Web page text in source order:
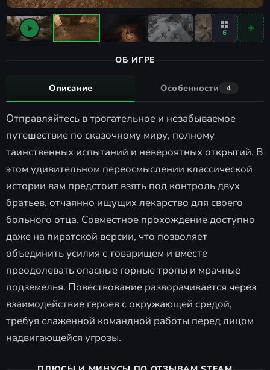
6
ОБ ИГРЕ
Описание Особенности 4
Отправляйтесь в трогательное и незабываемое
путешествие по сказочному миру, полному
таинственных испытаний и невероятных открытий. В
этом удивительном переосмыслении классической
истории вам предстоит взять под контроль двух
братьев, отчаянно ищущих лекарство для своего
больного отца. Совместное прохождение доступно
даже на пиратской версии, что позволяет
объединить усилия с товарищем и вместе
преодолевать опасные горные тропы и мрачные
подземелья. Повествование разворачивается через
взаимодействие героев с окружающей средой,
требуя слаженной командной работы перед лицом
надвигающейся угрозы.